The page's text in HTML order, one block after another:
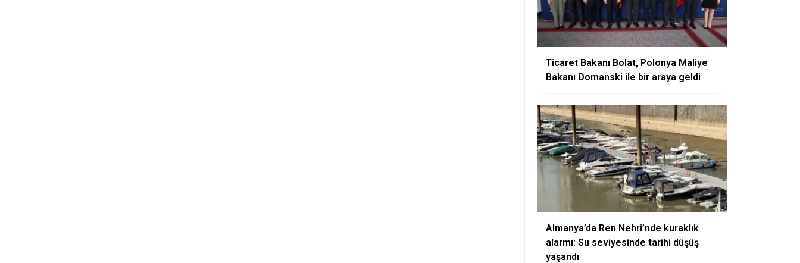
Ticaret Bakanı Bolat, Polonya Maliye
Bakanı Domanski ile bir araya geldi
Almanya’da Ren Nehri’nde kuraklık
alarmı: Su seviyesinde tarihi düşüş
yaşandı